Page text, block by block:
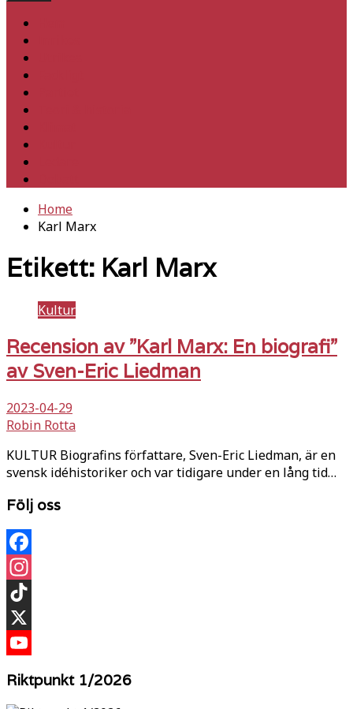
Home
Karl Marx
Etikett: Karl Marx
Kultur
Recension av ”Karl Marx: En biografi”
av Sven-Eric Liedman
2023-04-29
Robin Rotta
KULTUR Biografins författare, Sven-Eric Liedman, är en
svensk idéhistoriker och var tidigare under en lång tid…
Följ oss
Facebook
Instagram
TikTok
X
Riktpunkt 1/2026